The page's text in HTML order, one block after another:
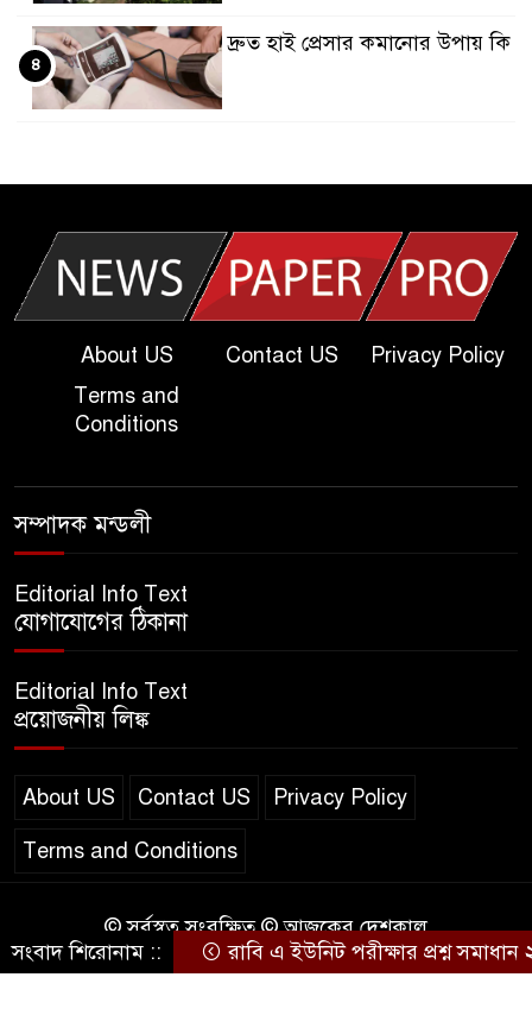
দ্রুত হাই প্রেসার কমানোর উপায় কি
৪
২০২৫ | Today Dakhil Exam
খুবি সি ইউনিট ভর্তি পরীক্ষার প্রশ্ন
২০২৫ | KU C Unit Admission
৬
এসএসসি ইংরেজি ২য় পত্র প্রশ্ন
৮
৯
১০
About US Contact US
Privacy Policy
Terms and
Conditions
সম্পাদক মন্ডলী
Editorial Info Text
যোগাযোগের ঠিকানা
Editorial Info Text
প্রয়োজনীয় লিঙ্ক
About US Contact US Privacy Policy
Terms and Conditions
© সর্বস্বত্ব সংরক্ষিত © আজকের দেশকাল
Design & Developed byBD IT HOST
সংবাদ শিরোনাম :: রাবি এ ইউনিট পরীক্ষার প্রশ্ন